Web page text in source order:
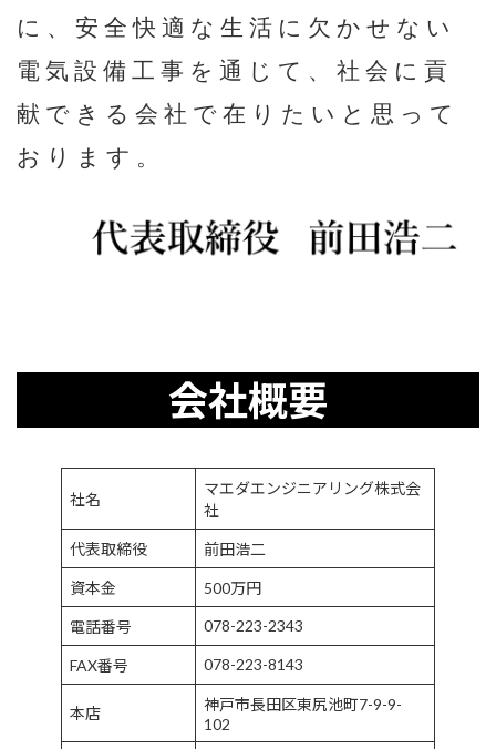
に、安全快適な⽣活に⽋かせない
電気設備⼯事を通じて、社会に貢
献できる会社で在りたいと思って
おります。
会社概要
社名
マエダエンジニアリング株式会
社
代表取締役 前田浩二
資本金 500万円
電話番号 078-223-2343
FAX番号 078-223-8143
本店
神戸市長田区東尻池町7-9-9-
102